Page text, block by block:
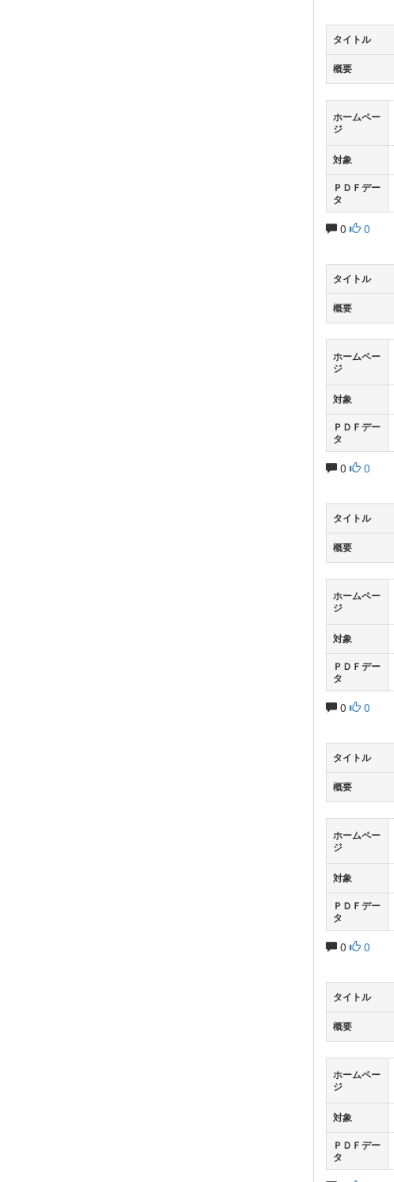
タイトル
概要
ホームペー
ジ
対象
ＰＤＦデー
タ
0 0
タイトル
概要
ホームペー
ジ
対象
ＰＤＦデー
タ
0 0
タイトル
概要
ホームペー
ジ
対象
ＰＤＦデー
タ
0 0
タイトル
概要
ホームペー
ジ
対象
ＰＤＦデー
タ
0 0
タイトル
概要
ホームペー
ジ
対象
ＰＤＦデー
タ